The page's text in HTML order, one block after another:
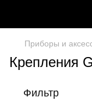
Приборы и
Крепления
Фильтр